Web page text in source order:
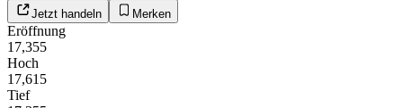
Jetzt handeln Merken
Eröffnung
17,355
Hoch
17,615
Tief